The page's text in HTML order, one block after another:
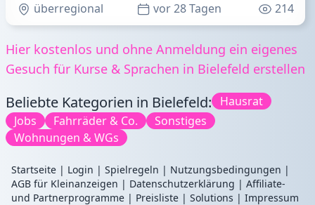
überregional
vor 28 Tagen 214
Hier kostenlos und ohne Anmeldung ein eigenes
Gesuch für Kurse & Sprachen in Bielefeld erstellen
Beliebte Kategorien in Bielefeld:
Hausrat
Jobs
Fahrräder & Co.
Sonstiges
Wohnungen & WGs
Startseite | Login | Spielregeln | Nutzungsbedingungen |
AGB für Kleinanzeigen | Datenschutzerklärung | Affiliate-
und Partnerprogramme | Preisliste | Solutions | Impressum